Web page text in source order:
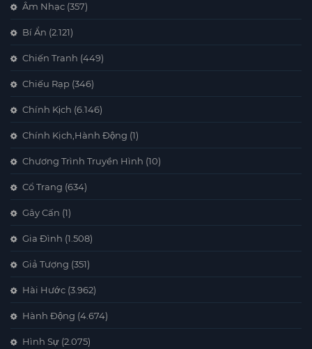
Âm Nhạc (357)
Bí Ẩn (2.121)
Chiến Tranh (449)
Chiếu Rạp (346)
Chính Kịch (6.146)
Chính Kịch,Hành Động (1)
Chương Trình Truyền Hình (10)
Cổ Trang (634)
Gây Cấn (1)
Gia Đình (1.508)
Giả Tượng (351)
Hài Hước (3.962)
Hành Động (4.674)
Hình Sự (2.075)